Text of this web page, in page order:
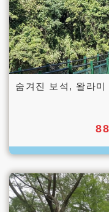
숨겨진 보석, 왈라